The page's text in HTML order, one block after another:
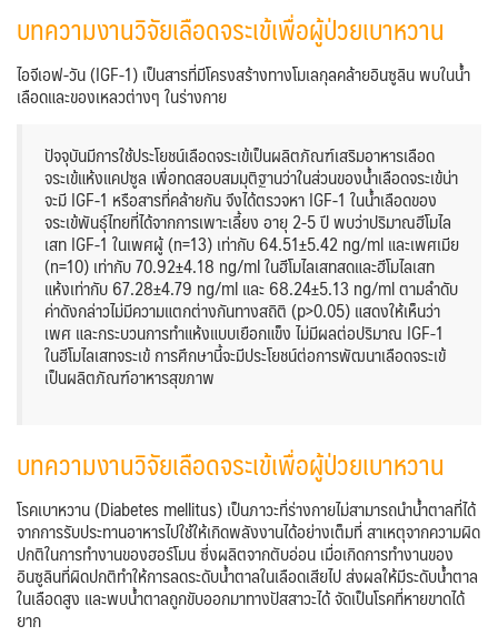
บทความงานวิจัยเลือดจระเข้เพื่อผู้ป่วยเบาหวาน
ไอจีเอฟ-วัน (IGF-1)เป็นสารที่มีโครงสร้างทางโมเลกุลคล้ายอินซูลิน พบในน้ำ
เลือดและของเหลวต่างๆ ในร่างกาย
ปัจจุบันมีการใช้ประโยชน์เลือดจระเข้เป็นผลิตภัณฑ์เสริมอาหารเลือด
จระเข้แห้งแคปซูล เพื่อทดสอบสมมุติฐานว่าในส่วนของน้ำเลือดจระเข้น่า
จะมี IGF-1 หรือสารที่คล้ายกัน จึงได้ตรวจหา IGF-1 ในน้ำเลือดของ
จระเข้พันธุ์ไทยที่ได้จากการเพาะเลี้ยง อายุ 2-5 ปี พบว่าปริมาณฮีโมไล
เสท IGF-1 ในเพศผู้ (n=13) เท่ากับ 64.51±5.42 ng/ml และเพศเมีย
(n=10) เท่ากับ 70.92±4.18 ng/ml ในฮีโมไลเสทสดและฮีโมไลเสท
แห้งเท่ากับ 67.28±4.79 ng/ml และ 68.24±5.13 ng/ml ตามลำดับ
ค่าดังกล่าวไม่มีความแตกต่างกันทางสถิติ (p>0.05) แสดงให้เห็นว่า
เพศ และกระบวนการทำแห้งแบบเยือกแข็ง ไม่มีผลต่อปริมาณ IGF-1
ในฮีโมไลเสทจระเข้ การศึกษานี้จะมีประโยชน์ต่อการพัฒนาเลือดจระเข้
เป็นผลิตภัณฑ์อาหารสุขภาพ
บทความงานวิจัยเลือดจระเข้เพื่อผู้ป่วยเบาหวาน
โรคเบาหวาน (Diabetes mellitus) เป็นภาวะที่ร่างกายไม่สามารถนำน้ำตาลที่ได้
จากการรับประทานอาหารไปใช้ให้เกิดพลังงานได้อย่างเต็มที่ สาเหตุจากความผิด
ปกติในการทำงานของฮอร์โมน ซึ่งผลิตจากตับอ่อน เมื่อเกิดการทำงานของ
อินซูลินที่ผิดปกติทำให้การลดระดับน้ำตาลในเลือดเสียไป ส่งผลให้มีระดับน้ำตาล
ในเลือดสูง และพบน้ำตาลถูกขับออกมาทางปัสสาวะได้ จัดเป็นโรคที่หายขาดได้
ยาก